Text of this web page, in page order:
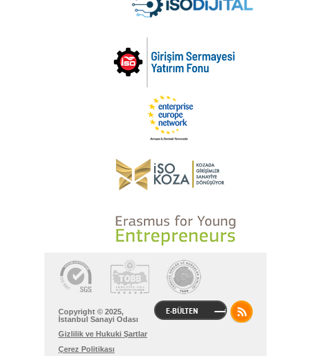
E-BÜLTEN
Copyright © 2025,
İstanbul Sanayi Odası
Gizlilik ve Hukuki Şartlar
Çerez Politikası